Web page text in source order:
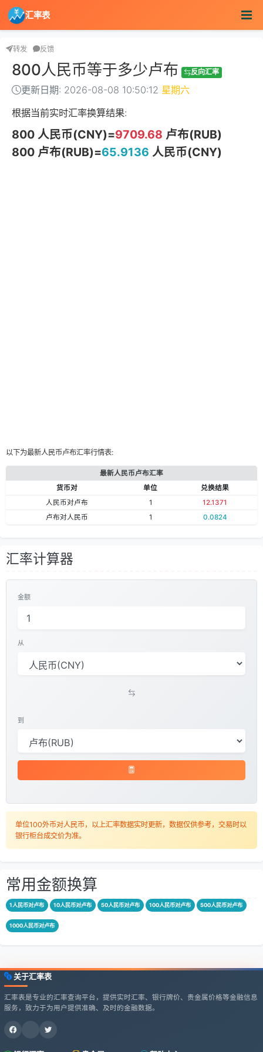
汇率表
转发 反馈
800人民币等于多少卢布 反向汇率
更新日期: 2026-08-08 10:50:12 星期六
根据当前实时汇率换算结果:
800 人民币(CNY)=9709.68 卢布(RUB)
800 卢布(RUB)=65.9136 人民币(CNY)
以下为最新人民币卢布汇率行情表:
最新人民币卢布汇率
货币对
单位
兑换结果
人民币对卢布
1
12.1371
卢布对人民币
1 0.0824
汇率计算器
金额
从
到
单位100外币对人民币，以上汇率数据实时更新，数据仅供参考，交易时以
银行柜台成交价为准。
常用金额换算
1人民币对卢布 10人民币对卢布 50人民币对卢布 100人民币对卢布 500人民币对卢布
1000人民币对卢布
关于汇率表
汇率表是专业的汇率查询平台，提供实时汇率、银行牌价、贵金属价格等金融信息
服务，致力于为用户提供准确、及时的金融数据。